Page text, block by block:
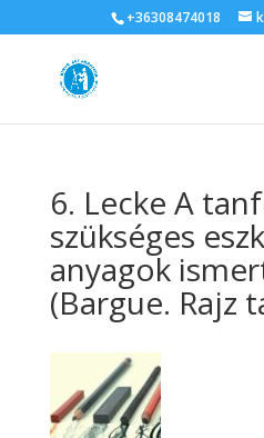
+36308474018
6. Lecke A
szükséges
anyagok
(Bargue. Rajz